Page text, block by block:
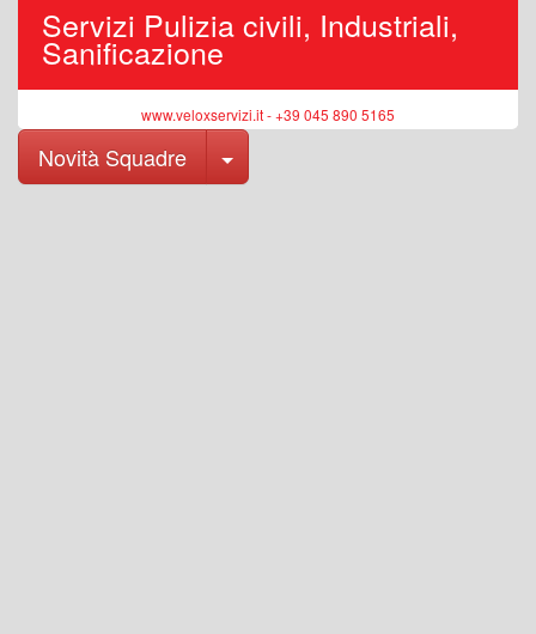
Servizi Pulizia civili, Industriali,
Sanificazione
www.veloxservizi.it - +39 045 890 5165
Novità Squadre Toggle Dropdown